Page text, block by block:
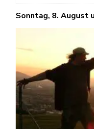
Sonntag, 8. August